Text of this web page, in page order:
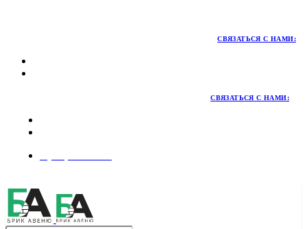
СВЯЗАТЬСЯ С НАМИ:
СВЯЗАТЬСЯ С НАМИ: